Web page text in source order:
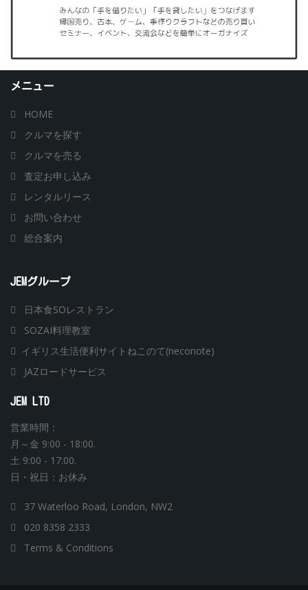
メニュー
HOME
クルマを探す
クルマを売る
査定お申し込み
レンタルリース
お問い合わせ
総合案内
JEMグループ
日本食SOレストラン
SOZAI料理教室
イギリス生活便利サイトねこのて(neconote)
JAZロードサービス
JEM LTD
営業時間：
月～金 9:00 - 18:00.
土 9:00 - 17:00.
日・祝日：お休み
37 Waterloo Road, London, NW2
020 8358 2333
Terms & Conditions